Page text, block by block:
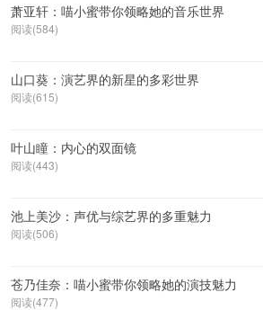
萧亚轩：喵小蜜带你领略她的音乐世界
阅读(584)
山口葵：演艺界的新星的多彩世界
阅读(615)
叶山瞳：内心的双面镜
阅读(443)
池上美沙：声优与综艺界的多重魅力
阅读(506)
苍乃佳奈：喵小蜜带你领略她的演技魅力
阅读(477)